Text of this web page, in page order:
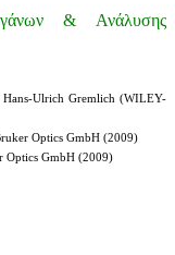
& Ανάλυσης
Ulrich Gremlich (WILEY-
Optics GmbH (2009)
GmbH (2009)